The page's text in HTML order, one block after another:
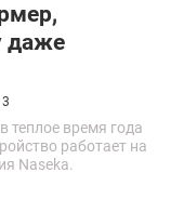
даже
3
теплое время года
работает на
Naseka.